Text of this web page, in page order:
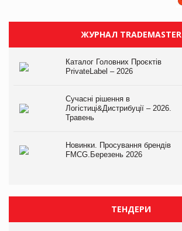
ЖУРНАЛ TRADEMASTER
Каталог Головних Проєктів
PrivateLabel – 2026
Сучасні рішення в
Логістиці&Дистрибуції – 2026.
Травень
Новинки. Просування брендів
FMCG.Березень 2026
ТЕНДЕРИ